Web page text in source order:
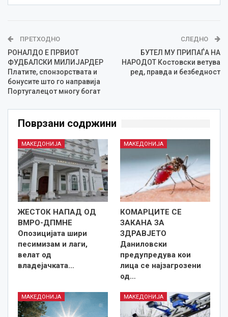
ПРЕТХОДНО
РОНАЛДО Е ПРВИОТ
ФУДБАЛСКИ МИЛИЈАРДЕР
Платите, спонзорствата и
бонусите што го направија
Португалецот многу богат
СЛЕДНО
БУТЕЛ МУ ПРИПАЃА НА
НАРОДОТ Костовски ветува
ред, правда и безбедност
Поврзани содржини
МАКЕДОНИЈА
ЖЕСТОК НАПАД ОД
ВМРО-ДПМНЕ
Опозицијата шири
песимизам и лаги,
велат од
владејачката…
МАКЕДОНИЈА
КОМАРЦИТЕ СЕ
ЗАКАНА ЗА
ЗДРАВЈЕТО
Даниловски
предупредува кои
лица се најзагрозени
од…
МАКЕДОНИЈА МАКЕДОНИЈА